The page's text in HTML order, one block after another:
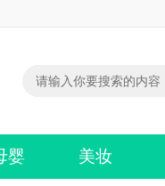
婴 美妆